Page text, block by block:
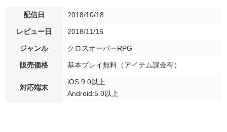
配信日 2018/10/18
レビュー日 2018/11/16
ジャンル クロスオーバーRPG
販売価格 基本プレイ無料（アイテム課金有）
対応端末
iOS:9.0以上
Android:5.0以上